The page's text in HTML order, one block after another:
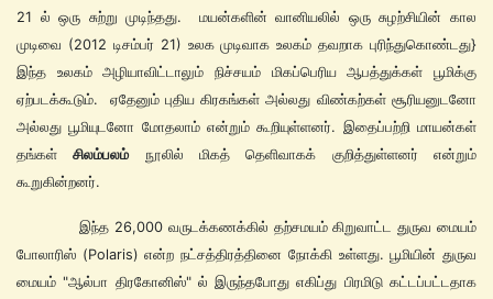
21 ல் ஒரு சுற்று முடிந்தது. மயன்களின் வானியலில் ஒரு சுழற்சியின் கால
முடிவை (2012 டிசம்பர் 21) உலக முடிவாக உலகம் தவறாக புரிந்துகொண்டது}
இந்த உலகம் அழியாவிட்டாலும் நிச்சயம் மிகப்பெரிய ஆபத்துக்கள் பூமிக்கு
ஏற்படக்கூடும். ஏதேனும் புதிய கிரகங்கள் அல்லது விண்கற்கள் சூரியனுடனோ
அல்லது பூமியுடனோ மோதலாம் என்றும் கூறியுள்ளனர். இதைப்பற்றி மாயன்கள்
தங்கள்சிலம்பலம்நூலில் மிகத் தெளிவாகக் குறித்துள்ளனர் என்றும்
கூறுகின்றனர்.
இந்த 26,000 வருடக்கணக்கில் தற்சமயம் கிறுவாட்ட துருவ மையம்
போலாரிஸ் (Polaris) என்ற நட்சத்திரத்தினை நோக்கி உள்ளது. பூமியின் துருவ
மையம் "ஆல்பா திரகோனிஸ்" ல் இருந்தபோது எகிப்து பிரமிடு கட்டப்பட்டதாக